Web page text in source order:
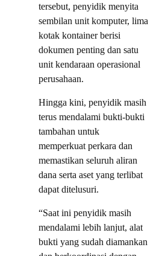
tersebut, penyidik menyita
sembilan unit komputer, lima
kotak kontainer berisi
dokumen penting dan satu
unit kendaraan operasional
perusahaan.
Hingga kini, penyidik masih
terus mendalami bukti-bukti
tambahan untuk
memperkuat perkara dan
memastikan seluruh aliran
dana serta aset yang terlibat
dapat ditelusuri.
“Saat ini penyidik masih
mendalami lebih lanjut, alat
bukti yang sudah diamankan